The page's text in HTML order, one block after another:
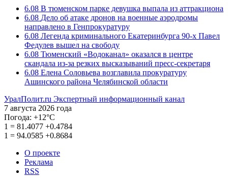
6.08 В тюменском парке девушка выпала из аттракциона
6.08 Дело об атаке дронов на военные аэродромы
направлено в Генпрокуратуру
6.08 Легенда криминального Екатеринбурга 90-х Павел
Федулев вышел на свободу
6.08 Тюменский «Водоканал» оказался в центре
скандала из-за резких высказываний пресс-секретаря
6.08 Елена Соловьева возглавила прокуратуру
Ашинского района Челябинской области
УралПолит.ru Экспертный информационный канал
7 августа 2026 года
Погода: +12°С
1 = 81.4077 +0.4784
1 = 94.0585 +0.8684
О проекте
Реклама
RSS